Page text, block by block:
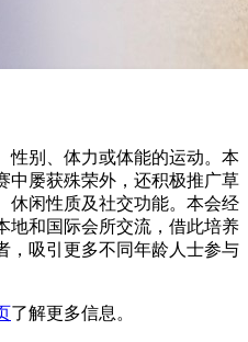
性别、体力或体能的运动。本
中屡获殊荣外，还积极推广草
休闲性质及社交功能。本会经
地和国际会所交流，借此培养
，吸引更多不同年龄人士参与
了解更多信息。